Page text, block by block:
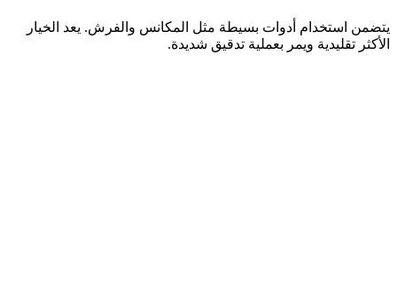
يتضمن استخدام أدوات بسيطة مثل المكانس والفرش. يعد الخيار
الأكثر تقليدية ويمر بعملية تدقيق شديدة.